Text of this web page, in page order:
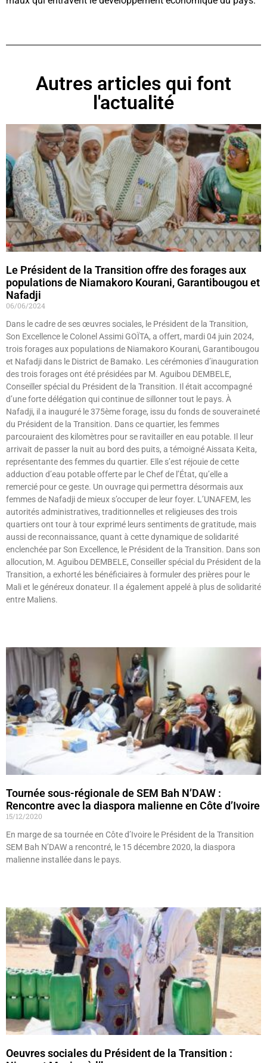
Autres articles qui font
l'actualité
Le Président de la Transition offre des forages aux
populations de Niamakoro Kourani, Garantibougou et
Nafadji
06/06/2024
Dans le cadre de ses œuvres sociales, le Président de la Transition,
Son Excellence le Colonel Assimi GOÏTA, a offert, mardi 04 juin 2024,
trois forages aux populations de Niamakoro Kourani, Garantibougou
et Nafadji dans le District de Bamako. Les cérémonies d’inauguration
des trois forages ont été présidées par M. Aguibou DEMBELE,
Conseiller spécial du Président de la Transition. Il était accompagné
d’une forte délégation qui continue de sillonner tout le pays. À
Nafadji, il a inauguré le 375ème forage, issu du fonds de souveraineté
du Président de la Transition. Dans ce quartier, les femmes
parcouraient des kilomètres pour se ravitailler en eau potable. Il leur
arrivait de passer la nuit au bord des puits, a témoigné Aissata Keita,
représentante des femmes du quartier. Elle s’est réjouie de cette
adduction d’eau potable offerte par le Chef de l’État, qu’elle a
remercié pour ce geste. Un ouvrage qui permettra désormais aux
femmes de Nafadji de mieux s’occuper de leur foyer. L’UNAFEM, les
autorités administratives, traditionnelles et religieuses des trois
quartiers ont tour à tour exprimé leurs sentiments de gratitude, mais
aussi de reconnaissance, quant à cette dynamique de solidarité
enclenchée par Son Excellence, le Président de la Transition. Dans son
allocution, M. Aguibou DEMBELE, Conseiller spécial du Président de la
Transition, a exhorté les bénéficiaires à formuler des prières pour le
Mali et le généreux donateur. Il a également appelé à plus de solidarité
entre Maliens.
Tournée sous-régionale de SEM Bah N’DAW :
Rencontre avec la diaspora malienne en Côte d’Ivoire
15/12/2020
En marge de sa tournée en Côte d’Ivoire le Président de la Transition
SEM Bah N’DAW a rencontré, le 15 décembre 2020, la diaspora
malienne installée dans le pays.
Oeuvres sociales du Président de la Transition :